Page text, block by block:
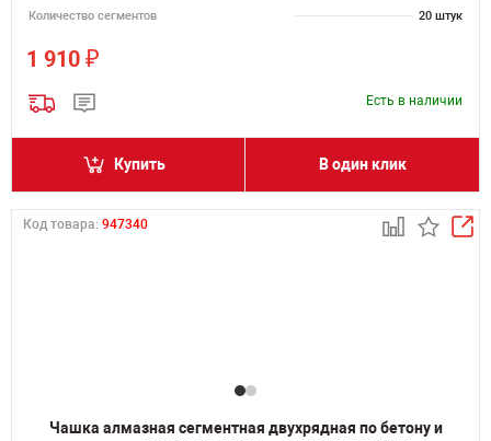
Количество сегментов
20 штук
1 910 ₽
Есть в наличии
Купить В один клик
Код товара: 947340
Чашка алмазная сегментная двухрядная по бетону и